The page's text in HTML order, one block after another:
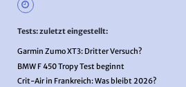
Tests: zuletzt eingestellt:
Garmin Zumo XT3: Dritter Versuch?
BMW F 450 Tropy Test beginnt
Crit-Air in Frankreich: Was bleibt 2026?